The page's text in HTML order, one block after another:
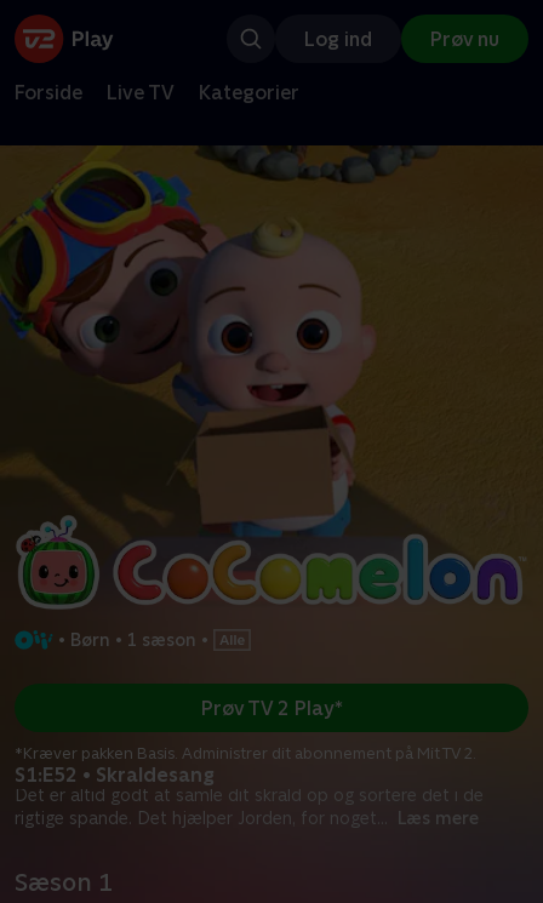
Log ind Prøv nu
Forside Live TV Kategorier
• Børn • 1 sæson •
S1:E52 • Skraldesang
Det er altid godt at samle dit skrald op og sortere det i de
rigtige spande. Det hjælper Jorden, for noget
Læs mere
Prøv TV 2 Play*
*Kræver pakken Basis. Administrer dit abonnement på Mit TV 2.
Sæson 1